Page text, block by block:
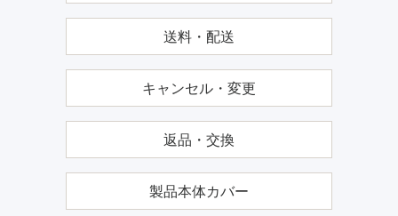
送料・配送
キャンセル・変更
返品・交換
製品本体カバー